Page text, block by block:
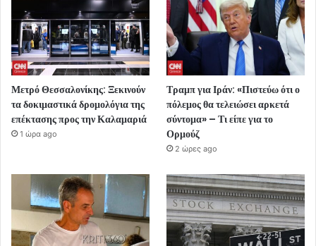
Μετρό Θεσσαλονίκης: Ξεκινούν
τα δοκιμαστικά δρομολόγια της
επέκτασης προς την Καλαμαριά
1 ώρα ago
Τραμπ για Ιράν: «Πιστεύω ότι ο
πόλεμος θα τελειώσει αρκετά
σύντομα» – Τι είπε για το
Ορμούζ
2 ώρες ago